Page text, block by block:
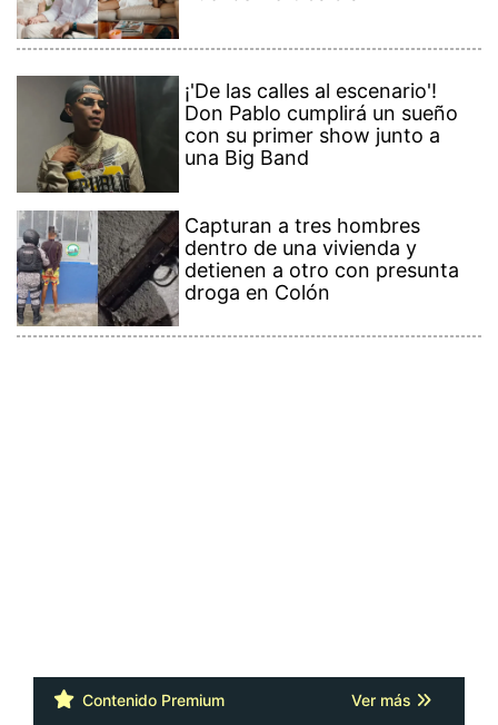
¡'De las calles al escenario'!
Don Pablo cumplirá un sueño
con su primer show junto a
una Big Band
Capturan a tres hombres
dentro de una vivienda y
detienen a otro con presunta
droga en Colón
Contenido Premium Ver más